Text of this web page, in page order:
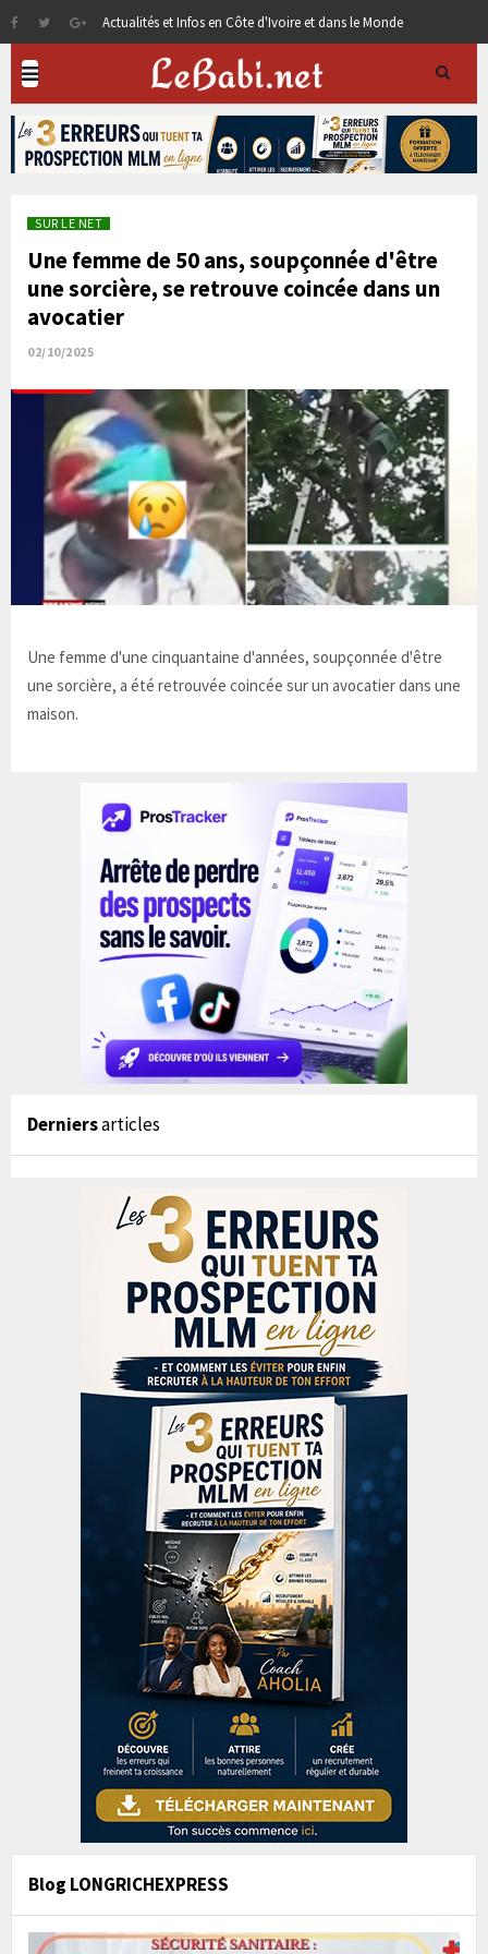
Actualités et Infos en Côte d'Ivoire et dans le Monde
SUR LE NET
Une femme de 50 ans, soupçonnée d'être
une sorcière, se retrouve coincée dans un
avocatier
02/10/2025
Une femme d'une cinquantaine d'années, soupçonnée d'être
une sorcière, a été retrouvée coincée sur un avocatier dans une
maison.
Derniersarticles
Blog LONGRICHEXPRESS